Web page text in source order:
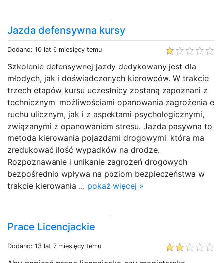
Jazda defensywna kursy
Dodano: 10 lat 6 miesięcy temu
Szkolenie defensywnej jazdy dedykowany jest dla
młodych, jak i doświadczonych kierowców. W trakcie
trzech etapów kursu uczestnicy zostaną zapoznani z
technicznymi możliwościami opanowania zagrożenia e
ruchu ulicznym, jak i z aspektami psychologicznymi,
związanymi z opanowaniem stresu. Jazda pasywna to
metoda kierowania pojazdami drogowymi, która ma
zredukować ilość wypadków na drodze.
Rozpoznawanie i unikanie zagrożeń drogowych
bezpośrednio wpływa na poziom bezpieczeństwa w
trakcie kierowania ... pokaż więcej »
Prace Licencjackie
Dodano: 13 lat 7 miesięcy temu